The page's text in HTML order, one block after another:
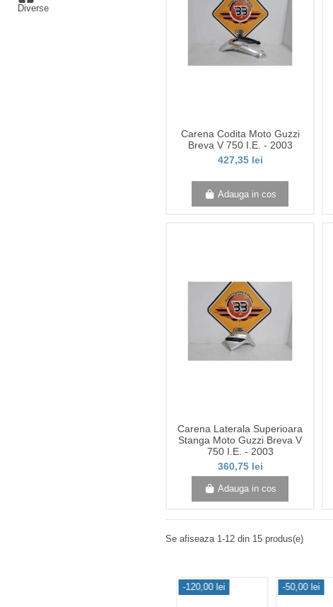
Carena Codita Moto Guzzi
Breva V 750 I.E. - 2003
427,35 lei
Adauga in cos
Carena Laterala Superioara
Stanga Moto Guzzi Breva V
750 I.E. - 2003
360,75 lei
Adauga in cos
Se afiseaza 1-12 din 15 produs(e)
-120,00 lei -50,00 lei
Diverse